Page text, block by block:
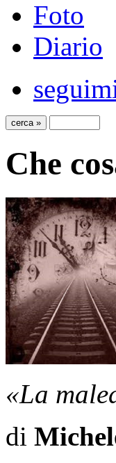
Foto
Diario
Che
«La
di